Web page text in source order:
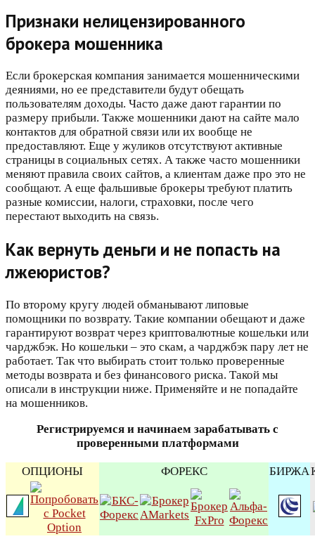
Признаки нелицензированного
брокера мошенника
Если брокерская компания занимается мошенническими
деяниями, но ее представители будут обещать
пользователям доходы. Часто даже дают гарантии по
размеру прибыли. Также мошенники дают на сайте мало
контактов для обратной связи или их вообще не
предоставляют. Еще у жуликов отсутствуют активные
страницы в социальных сетях. А также часто мошенники
меняют правила своих сайтов, а клиентам даже про это не
сообщают. А еще фальшивые брокеры требуют платить
разные комиссии, налоги, страховки, после чего
перестают выходить на связь.
Как вернуть деньги и не попасть на
лжеюристов?
По второму кругу людей обманывают липовые
помощники по возврату. Такие компании обещают и даже
гарантируют возврат через криптовалютные кошельки или
чарджбэк. Но кошельки – это скам, а чарджбэк пару лет не
работает. Так что выбирать стоит только проверенные
методы возврата и без финансового риска. Такой мы
описали в инструкции ниже. Применяйте и не попадайте
на мошенников.
Регистрируемся и начинаем зарабатывать с
проверенными платформами
ОПЦИОНЫ ФОРЕКС БИРЖА